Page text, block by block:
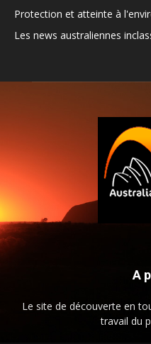
Protection et atteinte à
Les news australiennes
A
Le site de découverte en
travail du